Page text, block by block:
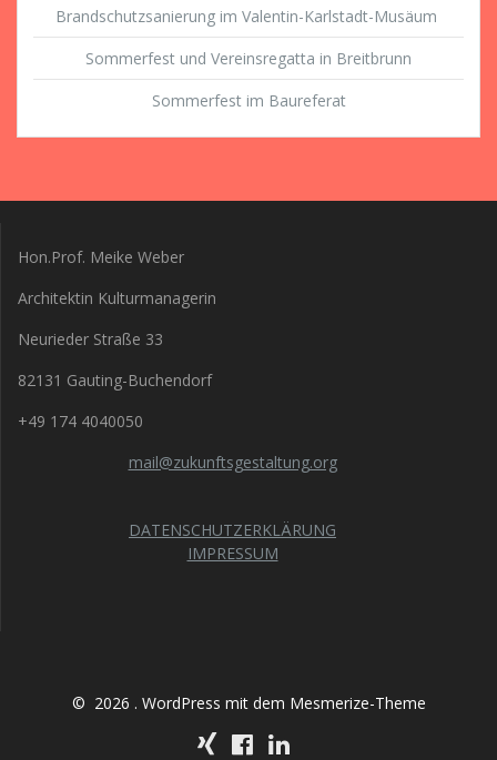
Brandschutzsanierung im Valentin-Karlstadt-Musäum
Sommerfest und Vereinsregatta in Breitbrunn
Sommerfest im Baureferat
Hon.Prof. Meike Weber
Architektin Kulturmanagerin
Neurieder Straße 33
82131 Gauting-Buchendorf
+49 174 4040050
mail@zukunftsgestaltung.org
DATENSCHUTZERKLÄRUNG
IMPRESSUM
© 2026 . WordPress mit dem Mesmerize-Theme